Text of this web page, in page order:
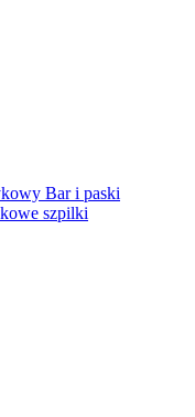
Bar i paski
szpilki